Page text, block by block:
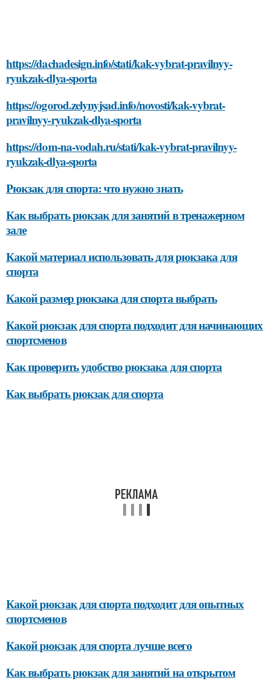
https://dachadesign.info/stati/kak-vybrat-pravilnyy-
ryukzak-dlya-sporta
https://ogorod.zelynyjsad.info/novosti/kak-vybrat-
pravilnyy-ryukzak-dlya-sporta
https://dom-na-vodah.ru/stati/kak-vybrat-pravilnyy-
ryukzak-dlya-sporta
Рюкзак для спорта: что нужно знать
Как выбрать рюкзак для занятий в тренажерном
зале
Какой материал использовать для рюкзака для
спорта
Какой размер рюкзака для спорта выбрать
Какой рюкзак для спорта подходит для начинающих
спортсменов
Как проверить удобство рюкзака для спорта
Как выбрать рюкзак для спорта
Какой рюкзак для спорта подходит для опытных
спортсменов
Какой рюкзак для спорта лучше всего
Как выбрать рюкзак для занятий на открытом